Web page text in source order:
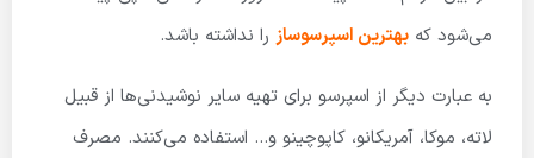
می‌شود که بهترین اسپرسوساز را نداشته باشد.
به عبارت دیگر از اسپرسو برای تهیه سایر نوشیدنی‌ها از قبیل
لاته، موکا، آمریکانو، کاپوچینو و… استفاده می‌کنند. مصرف